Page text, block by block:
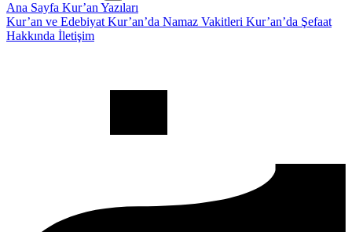
Ana Sayfa Kur’an Yazıları
Kur’an ve Edebiyat Kur’an’da Namaz Vakitleri Kur’an’da Şefaat
Hakkında İletişim